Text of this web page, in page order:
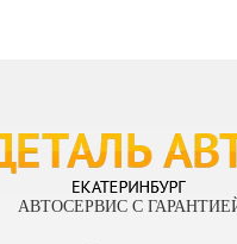
АВТОСЕРВИС С